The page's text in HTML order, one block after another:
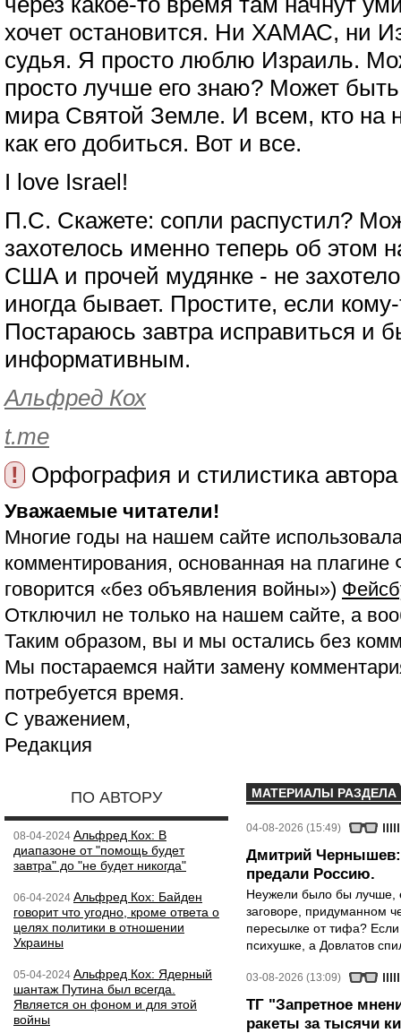
хочет остановится. Ни ХАМАС, ни
судья. Я просто люблю Израиль.
просто лучше его знаю? Может
мира Святой Земле. И всем, кто на
как его добиться. Вот и все.
I love Israel!
П.С. Скажете: сопли распустил?
захотелось именно теперь об этом
США и прочей мудянке - не
иногда бывает. Простите, если
Постараюсь завтра исправиться и
информативным.
Альфред Кох
t.me
!
Орфография и стилистика
Уважаемые читатели!
Многие годы на нашем сайте
комментирования, основанная на
говорится «без объявления войны»)
Отключил не только на нашем сайте, а
Таким образом, вы и мы остались без
Мы постараемся найти замену
потребуется время.
С уважением,
Редакция
ПО АВТОРУ
08-04-2024 Альфред Кох: В
диапазоне от "помощь будет
завтра" до "не будет никогда"
06-04-2024 Альфред Кох: Байден
говорит что угодно, кроме ответа о
целях политики в отношении
Украины
05-04-2024 Альфред Кох: Ядерный
шантаж Путина был всегда.
Является он фоном и для этой
войны
МАТЕРИАЛЫ РАЗДЕЛА
04-08-2026 (15:49)
Дмитрий Чернышев:
предали Россию.
Неужели было бы лучше,
заговоре, придуманном
пересылке от тифа?
психушке, а Довлатов
03-08-2026 (13:09)
ТГ "Запретное
ракеты за тысячи